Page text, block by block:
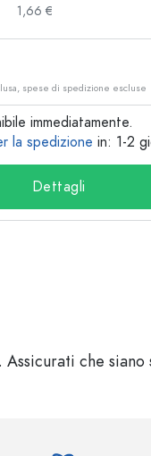
1,66 €
spese di spedizione escluse
immediatamente.
la spedizione in: 1-2
Dettagli
che